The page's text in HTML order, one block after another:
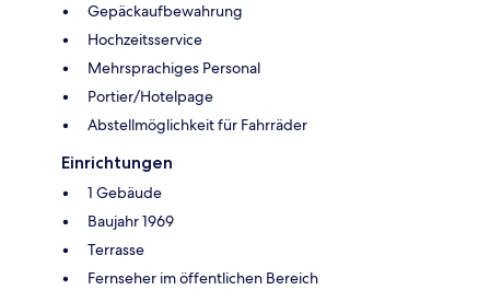
Gepäckaufbewahrung
Hochzeitsservice
Mehrsprachiges Personal
Portier/Hotelpage
Abstellmöglichkeit für Fahrräder
Einrichtungen
1 Gebäude
Baujahr 1969
Terrasse
Fernseher im öffentlichen Bereich